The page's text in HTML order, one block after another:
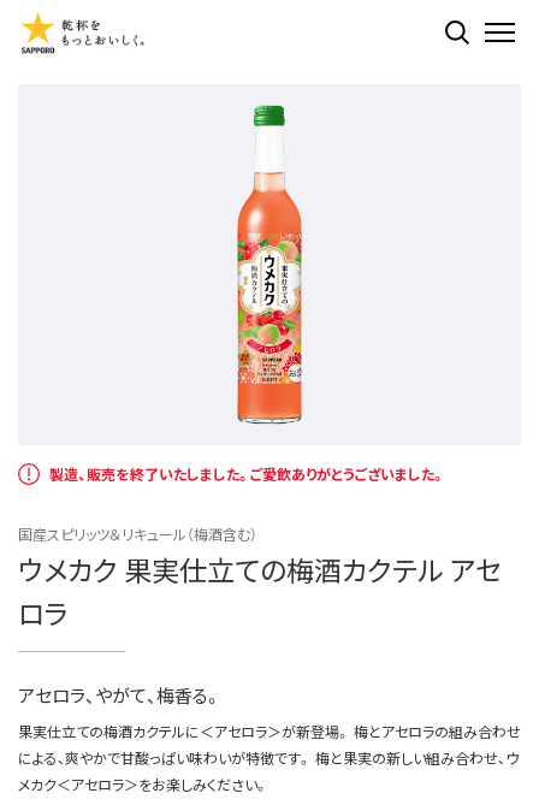
検索する
製造、販売を終了いたしました。ご愛飲ありがとうございました。
国産スピリッツ＆リキュール（梅酒含む）
ウメカク 果実仕立ての梅酒カクテル アセ
ロラ
アセロラ、やがて、梅香る。
果実仕立ての梅酒カクテルに＜アセロラ＞が新登場。 梅とアセロラの組み合わせ
による、爽やかで甘酸っぱい味わいが特徴です。 梅と果実の新しい組み合わせ、ウ
メカク＜アセロラ＞をお楽しみください。